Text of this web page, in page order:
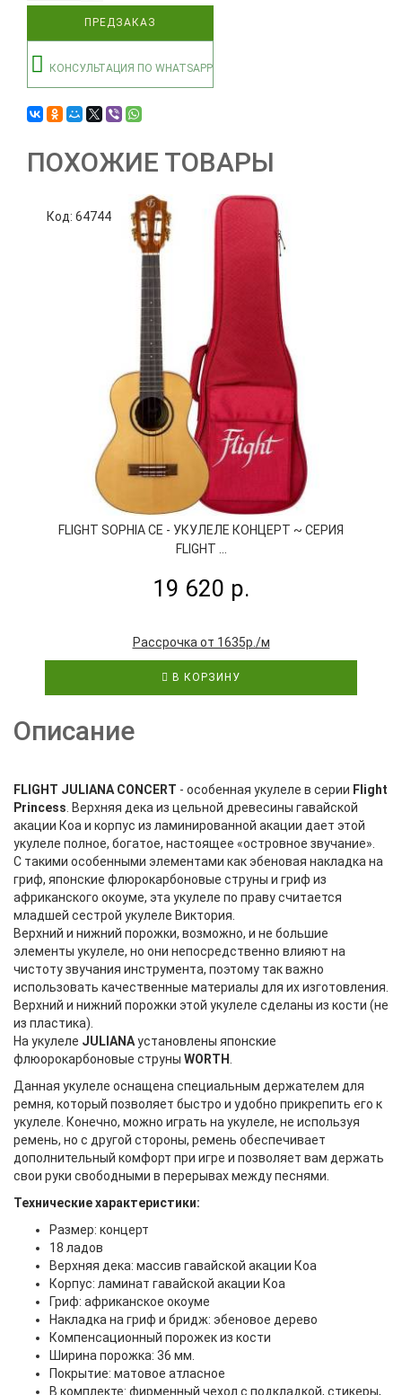
ПРЕДЗАКАЗ
КОНСУЛЬТАЦИЯ ПО WHATSAPP
ПОХОЖИЕ ТОВАРЫ
Код: 64744
FLIGHT SOPHIA CE - УКУЛЕЛЕ КОНЦЕРТ ~ СЕРИЯ
FLIGHT ...
19 620 р.
Рассрочка от 1635р./м
В КОРЗИНУ
Описание
FLIGHT JULIANA CONCERT - особенная укулеле в серии Flight
Princess. Верхняя дека из цельной древесины гавайской
акации Коа и корпус из ламинированной акации дает этой
укулеле полное, богатое, настоящее «островное звучание».
С такими особенными элементами как эбеновая накладка на
гриф, японские флюрокарбоновые струны и гриф из
африканского окоуме, эта укулеле по праву считается
младшей сестрой укулеле Виктория.
Верхний и нижний порожки, возможно, и не большие
элементы укулеле, но они непосредственно влияют на
чистоту звучания инструмента, поэтому так важно
использовать качественные материалы для их изготовления.
Верхний и нижний порожки этой укулеле сделаны из кости (не
из пластика).
На укулеле JULIANAустановлены японские
флюорокарбоновые струны WORTH .
Данная укулеле оснащена специальным держателем для
ремня, который позволяет быстро и удобно прикрепить его к
укулеле. Конечно, можно играть на укулеле, не используя
ремень, но с другой стороны, ремень обеспечивает
дополнительный комфорт при игре и позволяет вам держать
свои руки свободными в перерывах между песнями.
Технические характеристики:
Размер: концерт
18 ладов
Верхняя дека: массив гавайской акации Коа
Корпус: ламинат гавайской акации Коа
Гриф: африканское окоуме
Накладка на гриф и бридж: эбеновое дерево
Компенсационный порожек из кости
Ширина порожка: 36 мм.
Покрытие: матовое атласное
В комплекте: фирменный чехол с подкладкой, стикеры,